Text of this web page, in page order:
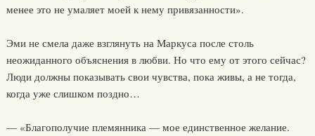
менее это не умаляет моей к нему привязанности».
Эми не смела даже взглянуть на Маркуса после столь
неожиданного объяснения в любви. Но что ему от этого сейчас?
Люди должны показывать свои чувства, пока живы, а не тогда,
когда уже слишком поздно…
— «Благополучие племянника — мое единственное желание.